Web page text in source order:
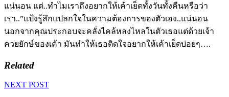
Related
NEXT POST